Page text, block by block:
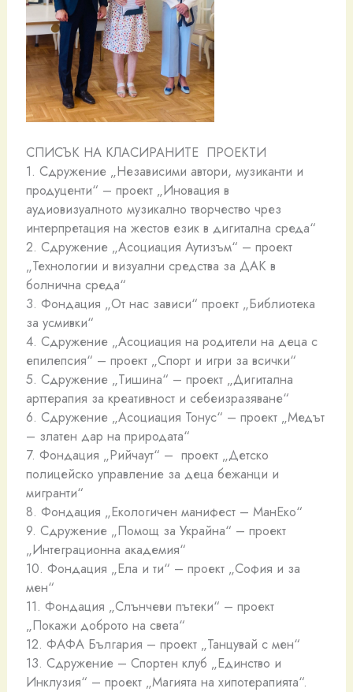
СПИСЪК НА КЛАСИРАНИТЕ ПРОЕКТИ
1. Сдружение „Независими автори, музиканти и
продуценти“ – проект „Иновация в
аудиовизуалното музикално творчество чрез
интерпретация на жестов език в дигитална среда“
2. Сдружение „Асоциация Аутизъм“ – проект
„Технологии и визуални средства за ДАК в
болнична среда“
3. Фондация „От нас зависи“ проект „Библиотека
за усмивки“
4. Сдружение „Асоциация на родители на деца с
епилепсия“ – проект „Спорт и игри за всички“
5. Сдружение „Тишина“ – проект „Дигитална
арттерапия за креативност и себеизразяване“
6. Сдружение „Асоциация Тонус“ – проект „Медът
– златен дар на природата“
7. Фондация „Рийчаут“ – проект „Детско
полицейско управление за деца бежанци и
мигранти“
8. Фондация „Екологичен манифест – МанЕко“
9. Сдружение „Помощ за Украйна“ – проект
„Интеграционна академия“
10. Фондация „Ела и ти“ – проект „София и за
мен“
11. Фондация „Слънчеви пътеки“ – проект
„Покажи доброто на света“
12. ФАФА България – проект „Танцувай с мен“
13. Сдружение – Спортен клуб „Единство и
Инклузия“ – проект „Магията на хипотерапията“.